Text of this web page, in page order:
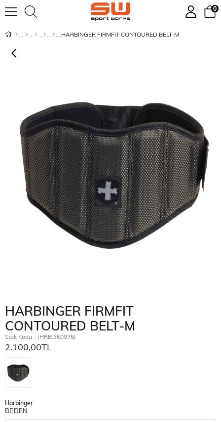
0
HARBINGER FIRMFIT CONTOURED BELT-M
HARBINGER FIRMFIT
CONTOURED BELT-M
Stok Kodu (HRB.360975)
2.100,00TL
Harbinger
BEDEN